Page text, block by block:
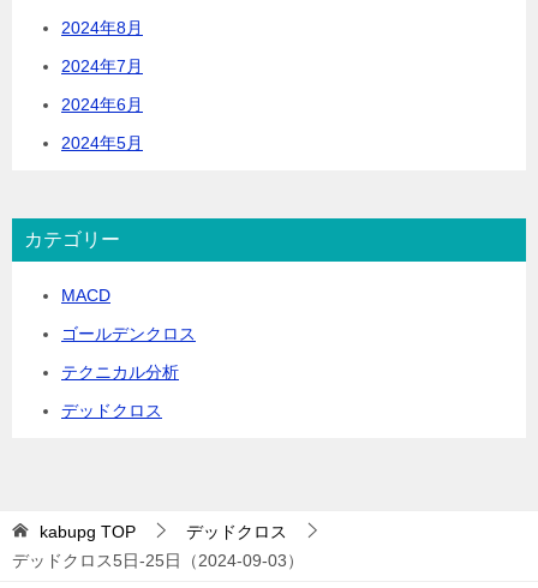
2024年8月
2024年7月
2024年6月
2024年5月
カテゴリー
MACD
ゴールデンクロス
テクニカル分析
デッドクロス
kabupg TOP
デッドクロス
デッドクロス5日-25日（2024-09-03）